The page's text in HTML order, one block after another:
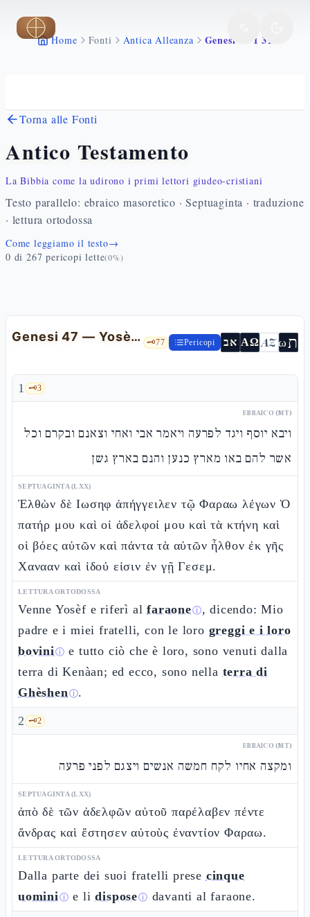
Vai al contenuto principale
Home Fonti Antica Alleanza Genesi 47 1 31
Torna alle Fonti
Antico Testamento
La Bibbia come la udirono i primi lettori giudeo-cristiani
Testo parallelo: ebraico masoretico · Septuaginta · traduzione
· lettura ortodossa
Come leggiamo il testo→
0 di 267 pericopi lette(0%)
Genesi 47 — Yosèf davanti al Faraone: Israele si stabilisce in Gòshen 🗝️77 Pericopi אב ΑΩ AZωת
1 🗝️3
EBRAICO (MT)
ויבא יוסף ויגד לפרעה ויאמר אבי ואחי וצאנם ובקרם וכל
אשר להם באו מארץ כנען והנם בארץ גשן
SEPTUAGINTA (LXX)
Ἐλθὼν δὲ Ιωσηφ ἀπήγγειλεν τῷ Φαραω λέγων Ὁ
πατήρ μου καὶ οἱ ἀδελφοί μου καὶ τὰ κτήνη καὶ
οἱ βόες αὐτῶν καὶ πάντα τὰ αὐτῶν ἦλθον ἐκ γῆς
Χανααν καὶ ἰδού εἰσιν ἐν γῇ Γεσεμ.
LETTURA ORTODOSSA
Venne Yosèf e riferì alfaraoneⓘ, dicendo: Mio
padre e i miei fratelli, con le loro greggi e i loro
boviniⓘ e tutto ciò che è loro, sono venuti dalla
terra di Kenàan; ed ecco, sono nella terra di
Ghèshenⓘ.
2 🗝️2
EBRAICO (MT)
ומקצה אחיו לקח חמשה אנשים ויצגם לפני פרעה
SEPTUAGINTA (LXX)
ἀπὸ δὲ τῶν ἀδελφῶν αὐτοῦ παρέλαβεν πέντε
ἄνδρας καὶ ἔστησεν αὐτοὺς ἐναντίον Φαραω.
LETTURA ORTODOSSA
Dalla parte dei suoi fratelli prese cinque
uominiⓘ e lidisposeⓘ davanti al faraone.